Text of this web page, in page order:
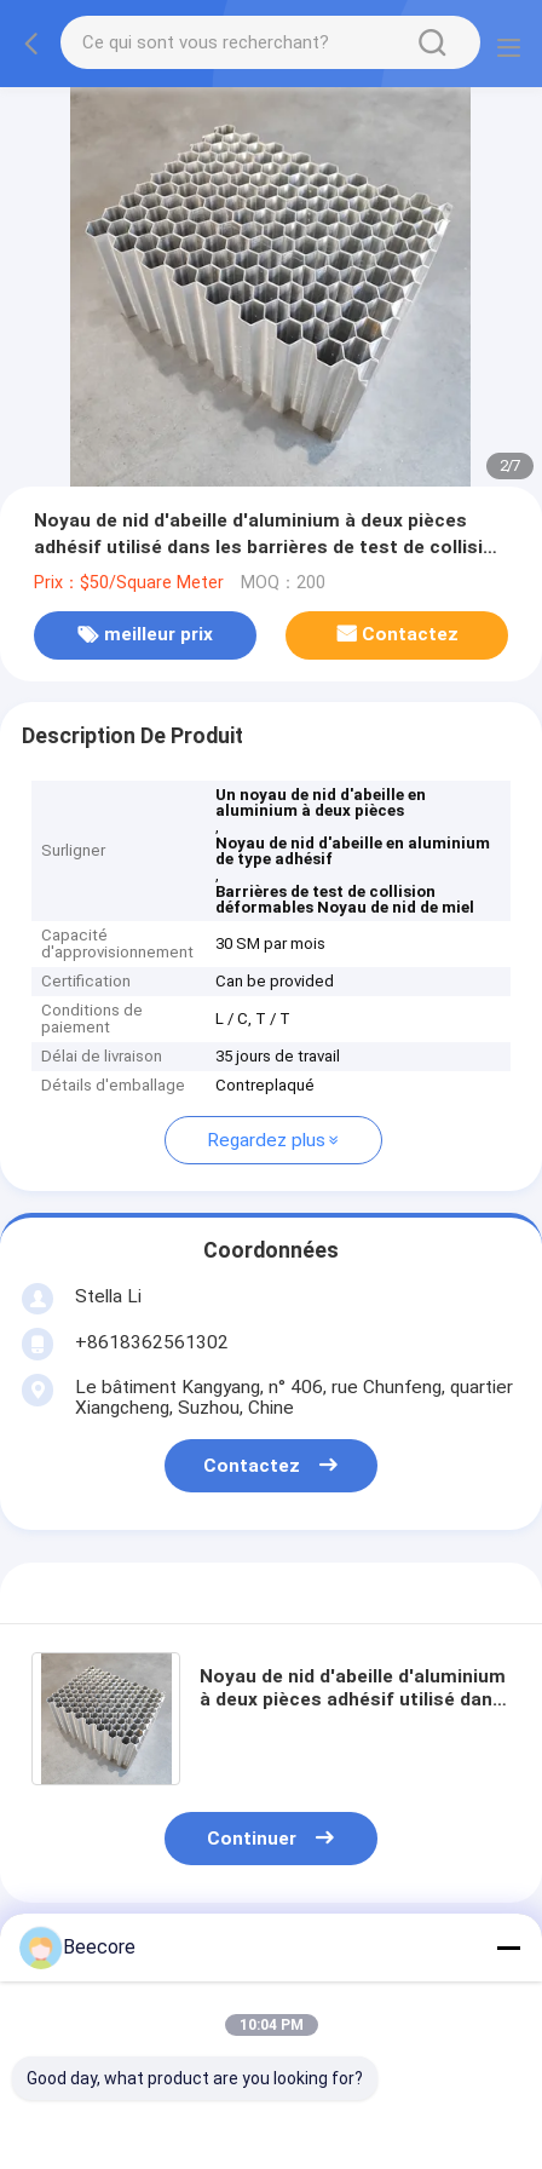
2/7
Noyau de nid d'abeille d'aluminium à deux pièces
adhésif utilisé dans les barrières de test de collision
déformables
Prix：$50/Square Meter MOQ：200
meilleur prix Contactez
Description De Produit
Surligner
Un noyau de nid d'abeille en
aluminium à deux pièces
,
Noyau de nid d'abeille en aluminium
de type adhésif
,
Barrières de test de collision
déformables Noyau de nid de miel
Capacité
d'approvisionnement
30 SM par mois
Certification
Can be provided
Conditions de
paiement
L / C, T / T
Délai de livraison
35 jours de travail
Détails d'emballage
Contreplaqué
Regardez plus
Coordonnées
Stella Li
+8618362561302
Le bâtiment Kangyang, n° 406, rue Chunfeng, quartier
Xiangcheng, Suzhou, Chine
Contactez
Noyau de nid d'abeille d'aluminium
à deux pièces adhésif utilisé dans
Continuer
Produits Recommandés
Beecore
10:04 PM
Good day, what product are you looking for?